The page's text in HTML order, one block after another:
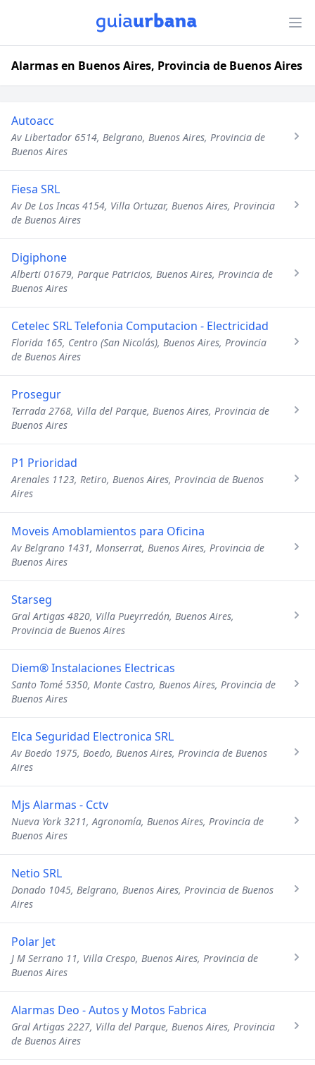
Alarmas en Buenos Aires, Provincia de Buenos Aires
Autoacc
Av Libertador 6514, Belgrano, Buenos Aires, Provincia de
Buenos Aires
Fiesa SRL
Av De Los Incas 4154, Villa Ortuzar, Buenos Aires, Provincia
de Buenos Aires
Digiphone
Alberti 01679, Parque Patricios, Buenos Aires, Provincia de
Buenos Aires
Cetelec SRL Telefonia Computacion - Electricidad
Florida 165, Centro (San Nicolás), Buenos Aires, Provincia
de Buenos Aires
Prosegur
Terrada 2768, Villa del Parque, Buenos Aires, Provincia de
Buenos Aires
P1 Prioridad
Arenales 1123, Retiro, Buenos Aires, Provincia de Buenos
Aires
Moveis Amoblamientos para Oficina
Av Belgrano 1431, Monserrat, Buenos Aires, Provincia de
Buenos Aires
Starseg
Gral Artigas 4820, Villa Pueyrredón, Buenos Aires,
Provincia de Buenos Aires
Diem® Instalaciones Electricas
Santo Tomé 5350, Monte Castro, Buenos Aires, Provincia de
Buenos Aires
Elca Seguridad Electronica SRL
Av Boedo 1975, Boedo, Buenos Aires, Provincia de Buenos
Aires
Mjs Alarmas - Cctv
Nueva York 3211, Agronomía, Buenos Aires, Provincia de
Buenos Aires
Netio SRL
Donado 1045, Belgrano, Buenos Aires, Provincia de Buenos
Aires
Polar Jet
J M Serrano 11, Villa Crespo, Buenos Aires, Provincia de
Buenos Aires
Alarmas Deo - Autos y Motos Fabrica
Gral Artigas 2227, Villa del Parque, Buenos Aires, Provincia
de Buenos Aires